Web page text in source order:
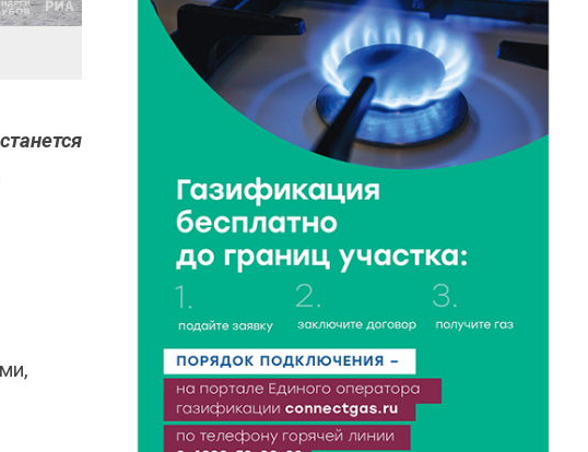
7 Авг 2026 19:02 186
Ботанические лаборатории в школах: Тверская
область запускает масштабный экопроект
394
В Ржеве чествовали работников строительной
отрасли
7 Авг 2026 18:10 117
Зарядка со стражем порядка объединила детей в
«Чайке»
7 Авг 2026 18:02 305
В Нило-Столобенской пустыни началась
реставрация фасада исторической